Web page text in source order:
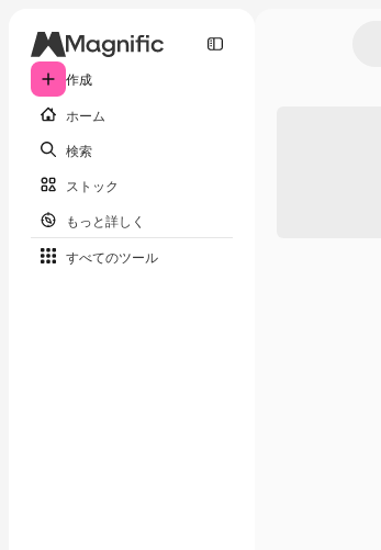
作成
ホーム
検索
ストック
もっと詳しく
すべてのツール